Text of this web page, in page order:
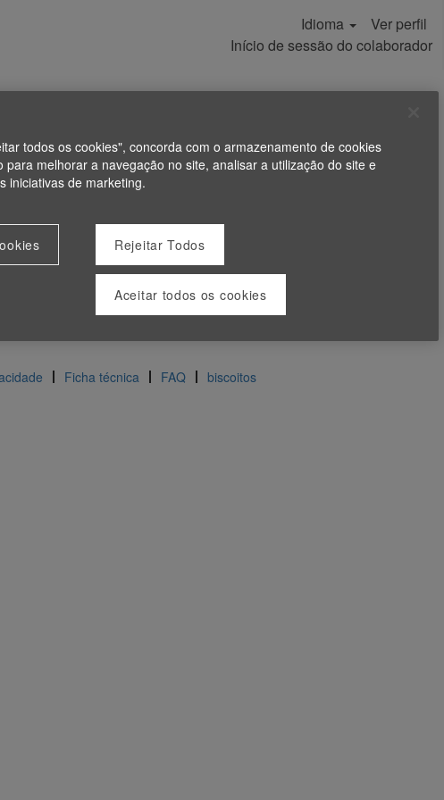
Idioma
Ver perfil
Início de sessão do colaborador
Ficha técnica FAQ biscoitos
todos os cookies", concorda com o armazenamento de cookies
para melhorar a navegação no site, analisar a utilização do site e
iniciativas de marketing.
Rejeitar Todos
Aceitar todos os cookies